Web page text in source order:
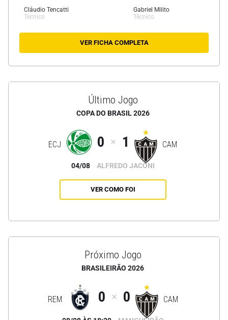
Cláudio Tencatti
Técnico
Gabriel Milito
Técnico
VER FICHA COMPLETA
Último Jogo
COPA DO BRASIL 2026
ECJ 0 1 CAM
04/08 ALFREDO JACONI
VER COMO FOI
Próximo Jogo
BRASILEIRÃO 2026
REM 0 0 CAM